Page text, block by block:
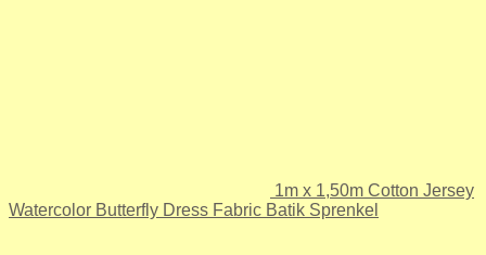
1m x 1,50m Cotton Jersey
Watercolor Butterfly Dress Fabric Batik Sprenkel